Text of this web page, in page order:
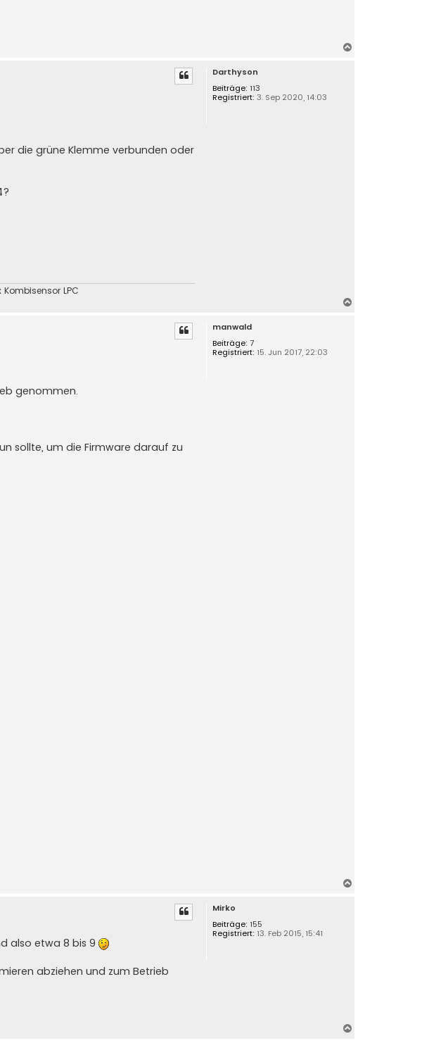
Darthyson
Beiträge: 113
Registriert: 3. Sep 2020, 14:03
die grüne Klemme verbunden oder
LPC
manwald
Beiträge: 7
Registriert: 15. Jun 2017, 22:03
genommen.
sollte, um die Firmware darauf zu
Mirko
Beiträge: 155
Registriert: 13. Feb 2015, 15:41
also etwa 8 bis 9
abziehen und zum Betrieb